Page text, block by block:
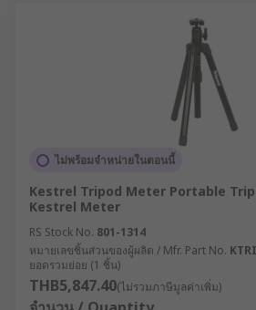
ไม่พร้อมจำหน่ายในตอนนี้
Kestrel Tripod Meter Portable
Kestrel Meter
RS Stock No. 801-1314
หมายเลขชิ้นส่วนของผู้ผลิต / Mfr. Part No.
ยอดรวมย่อย (1 ชิ้น)
THB5,847.40(ไม่รวมภาษีมูลค่าเพิ่ม)